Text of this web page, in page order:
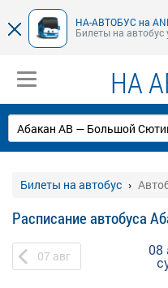
НА-АВТОБУС на
Билеты на автобус
НА
Билеты на автобус
Расписание автобуса
07 авг 08